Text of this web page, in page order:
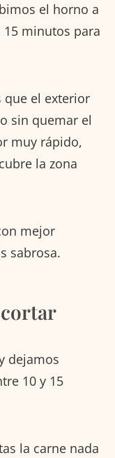
el horno a
15 minutos para
que el exterior
sin quemar el
muy rápido,
la zona
mejor
sabrosa.
cortar
dejamos
10 y 15
la carne nada